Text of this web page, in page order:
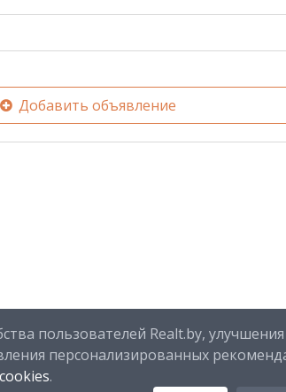
Добавить объявление
пользователей Realt.by, улучшения
персонализированных
cookies.